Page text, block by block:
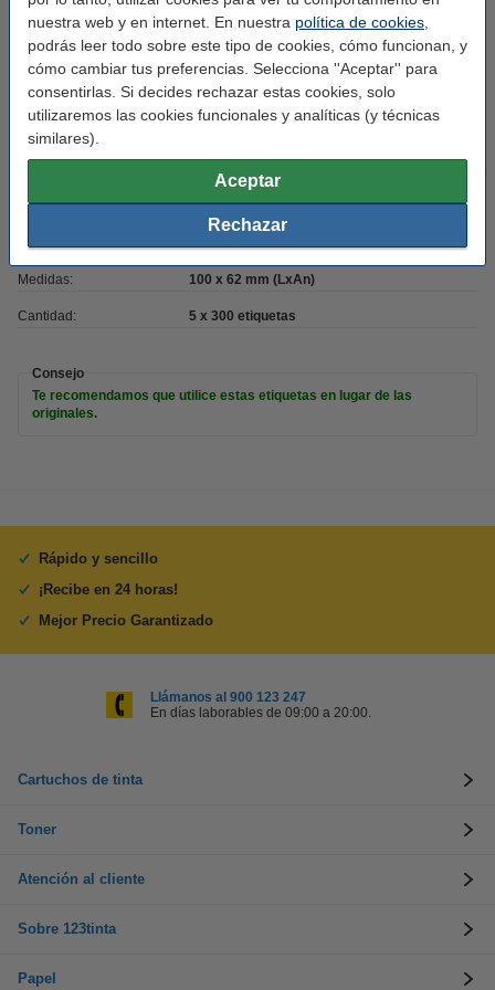
nuestra web y en internet. En nuestra política de cookies
podrás leer todo sobre este tipo de cookies, cómo funcionan, y
cómo cambiar tus preferencias. Selecciona ''Aceptar'' para
consentirlas. Si decides rechazar estas cookies, solo
utilizaremos las cookies funcionales y analíticas (y técnicas
similares).
Aceptar
Rechazar
Características
Código EAN: 8718237142920
Núm. de item:
123tinta
Uso: etiquetas de direcciones
Modelo: autoadhesivo
Medidas: 100 x 62 mm (LxAn)
Cantidad: 5 x 300 etiquetas
Consejo
Te recomendamos que utilice estas etiquetas en lugar de las
originales.
Rápido y sencillo
¡Recibe en 24 horas!
Mejor Precio Garantizado
Llámanos al 900 123 247
En días laborables de 09:00 a 20:00.
Cartuchos de tinta
Toner
Atención al cliente
Sobre 123tinta
Papel